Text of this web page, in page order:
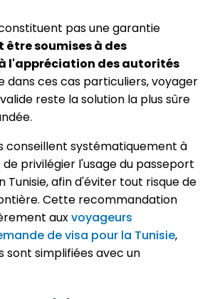
pas une garantie
être soumises à des
l'appréciation des autorités
dans ces cas particuliers, voyager
reste la solution la plus sûre
conseillent systématiquement à
privilégier l'usage du passeport
Tunisie, afin d'éviter tout risque de
Cette recommandation
auxvoyageurs
de visa pour la Tunisie,
sont simplifiées avec un